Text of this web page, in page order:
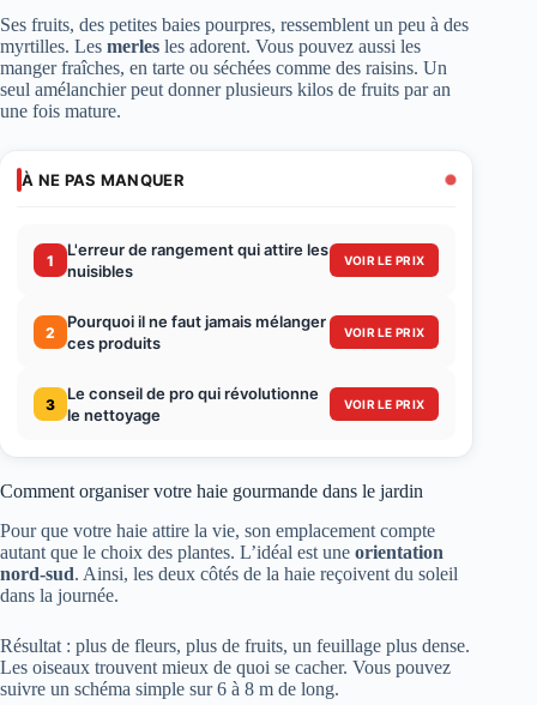
Ses fruits, des petites baies pourpres, ressemblent un peu à des
myrtilles. Les merles les adorent. Vous pouvez aussi les
manger fraîches, en tarte ou séchées comme des raisins. Un
seul amélanchier peut donner plusieurs kilos de fruits par an
une fois mature.
À NE PAS MANQUER
1
L'erreur de rangement qui attire les
nuisibles
VOIR LE PRIX
2
Pourquoi il ne faut jamais mélanger
ces produits
VOIR LE PRIX
3
Le conseil de pro qui révolutionne
le nettoyage
VOIR LE PRIX
Comment organiser votre haie gourmande dans le jardin
Pour que votre haie attire la vie, son emplacement compte
autant que le choix des plantes. L’idéal est une orientation
nord-sud. Ainsi, les deux côtés de la haie reçoivent du soleil
dans la journée.
Résultat : plus de fleurs, plus de fruits, un feuillage plus dense.
Les oiseaux trouvent mieux de quoi se cacher. Vous pouvez
suivre un schéma simple sur 6 à 8 m de long.